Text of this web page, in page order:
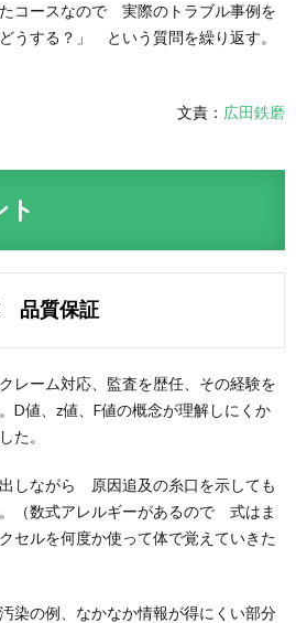
コースなので 実際のトラブル事例を
する？」 という質問を繰り返す。
文責： 広田鉄磨
ト
品質保証
ーム対応、監査を歴任、その経験を
D値、z値、F値の概念が理解しにくか
た。
しながら 原因追及の糸口を示しても
（数式アレルギーがあるので 式はま
セルを何度か使って体で覚えていきた
染の例、なかなか情報が得にくい部分